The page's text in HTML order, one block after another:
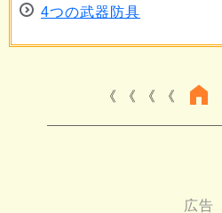
4つの武器防具
《 《 《